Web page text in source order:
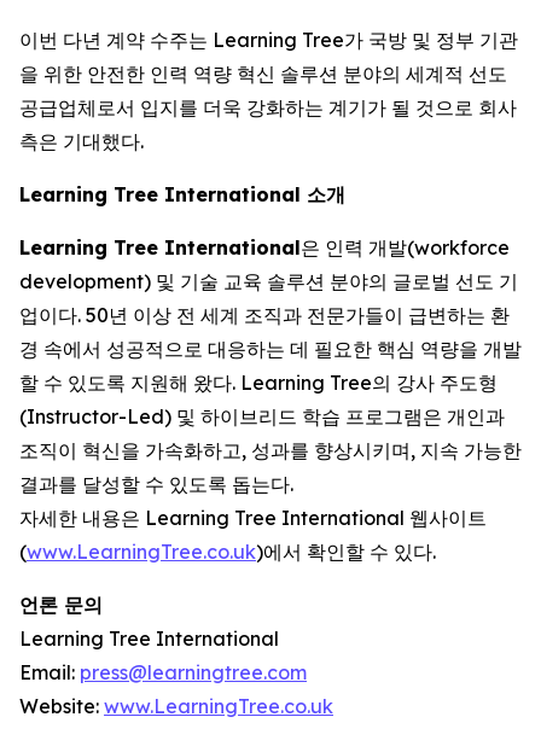
이번 다년 계약 수주는 Learning Tree가 국방 및 정부 기관
을 위한 안전한 인력 역량 혁신 솔루션 분야의 세계적 선도
공급업체로서 입지를 더욱 강화하는 계기가 될 것으로 회사
측은 기대했다.
Learning Tree International 소개
Learning Tree International은 인력 개발(workforce
development) 및 기술 교육 솔루션 분야의 글로벌 선도 기
업이다. 50년 이상 전 세계 조직과 전문가들이 급변하는 환
경 속에서 성공적으로 대응하는 데 필요한 핵심 역량을 개발
할 수 있도록 지원해 왔다. Learning Tree의 강사 주도형
(Instructor-Led) 및 하이브리드 학습 프로그램은 개인과
조직이 혁신을 가속화하고, 성과를 향상시키며, 지속 가능한
결과를 달성할 수 있도록 돕는다.
자세한 내용은 Learning Tree International 웹사이트
(www.LearningTree.co.uk)에서 확인할 수 있다.
언론 문의
Learning Tree International
Email: press@learningtree.com
Website: www.LearningTree.co.uk